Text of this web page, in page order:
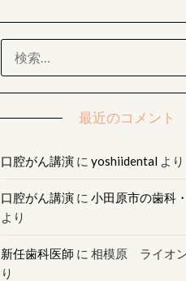
最近のコメント
口腔がん講演に yoshiidentalより
口腔がん講演に 小田原市の歯科
より
新任歯科医師に 相模原 ライオ
り